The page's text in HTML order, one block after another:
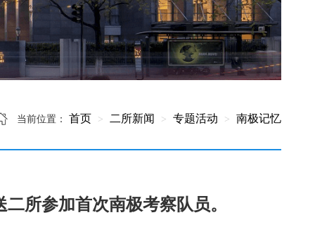
当前位置： 首页 二所新闻 专题活动 南极记忆
所参加首次南极考察队员。